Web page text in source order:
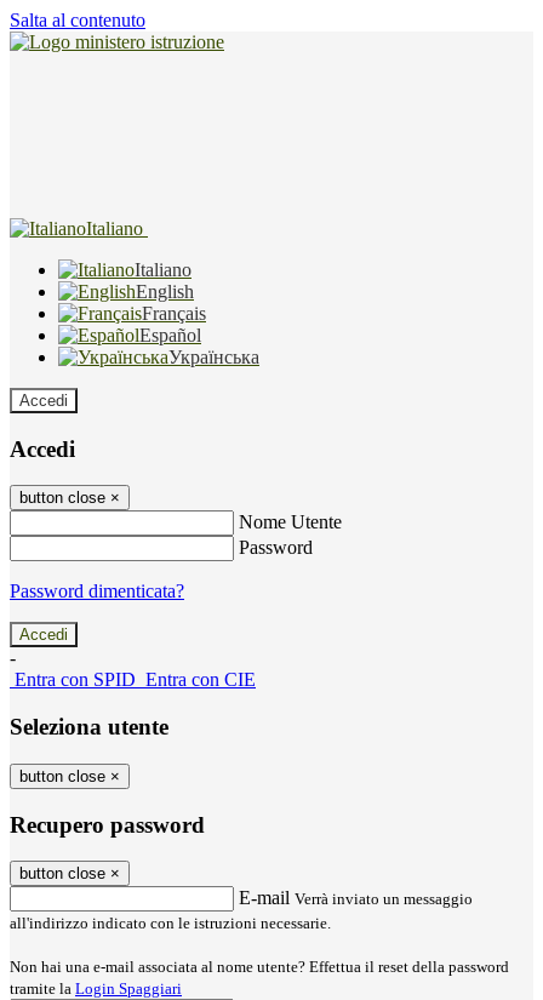
Salta al contenuto
Italiano
Italiano
English
Français
Español
Українська
Accedi
Accedi
button close ×
Nome Utente
Password
Password dimenticata?
-
Entra con SPID Entra con CIE
Seleziona utente
button close ×
Recupero password
button close ×
E-mail Verrà inviato un messaggio
all'indirizzo indicato con le istruzioni necessarie.
Non hai una e-mail associata al nome utente? Effettua il reset della password
tramite la Login Spaggiari